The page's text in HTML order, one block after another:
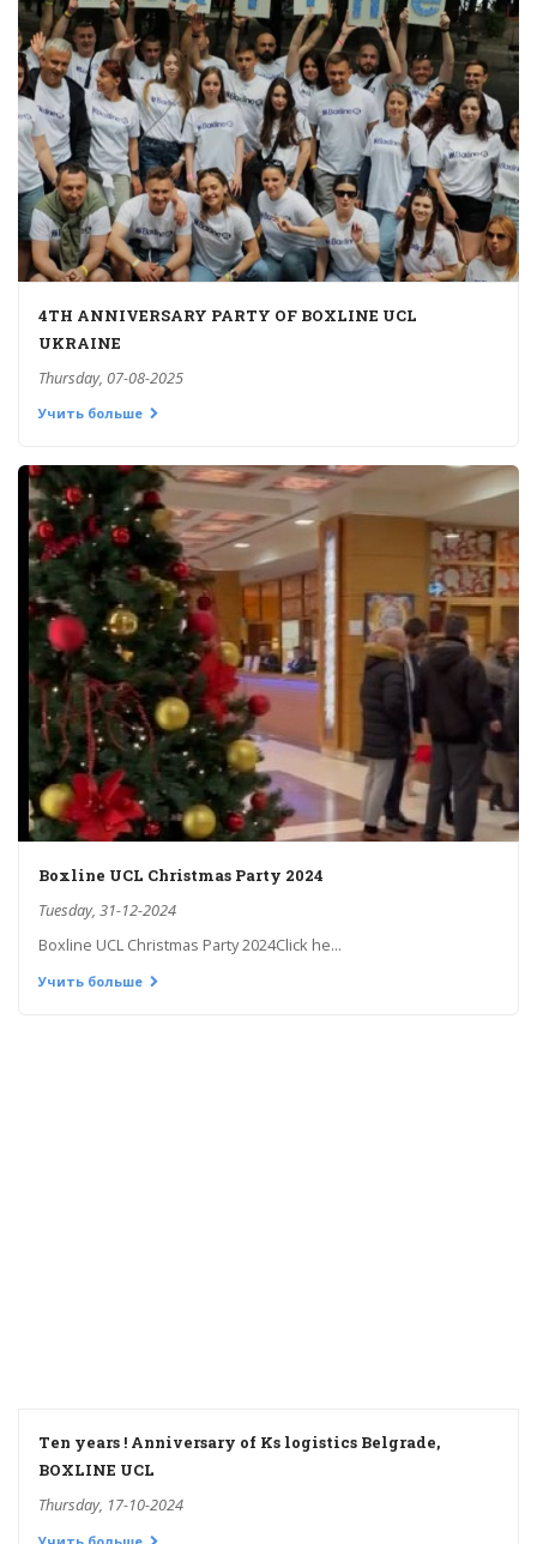
4TH ANNIVERSARY PARTY OF BOXLINE UCL
UKRAINE
Thursday, 07-08-2025
Учить больше
Boxline UCL Christmas Party 2024
Tuesday, 31-12-2024
Boxline UCL Christmas Party 2024Click he...
Учить больше
Ten years ! Anniversary of Ks logistics Belgrade,
BOXLINE UCL
Thursday, 17-10-2024